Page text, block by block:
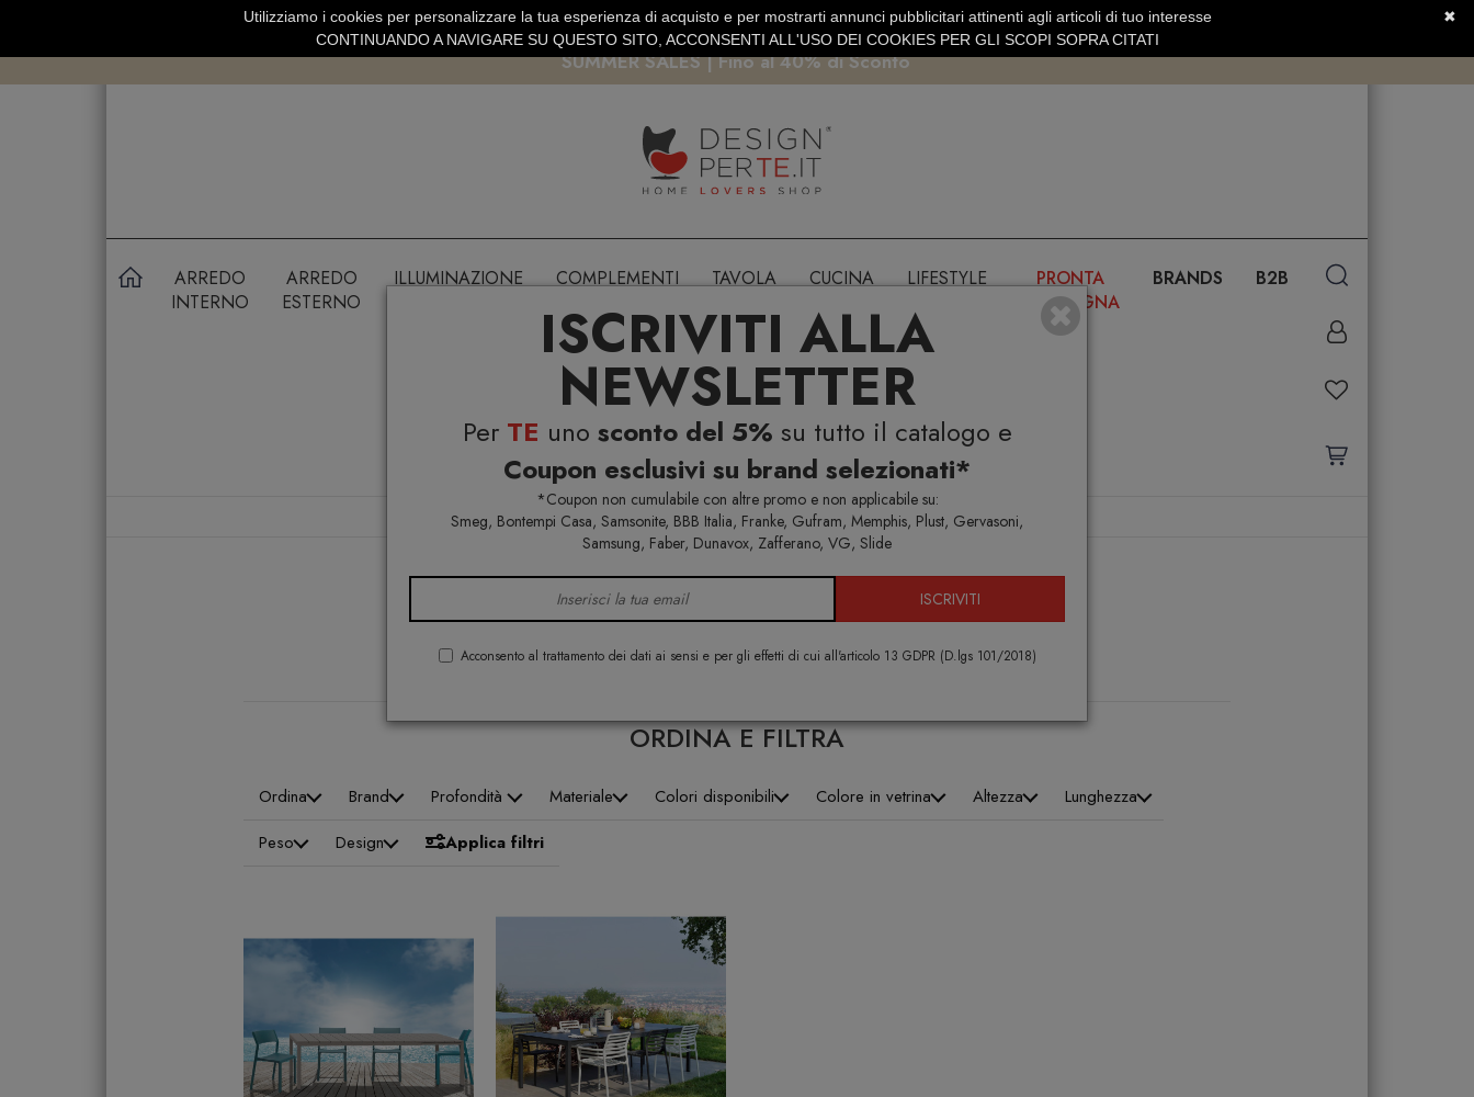
ISCRIVITI ALLA
NEWSLETTER
Per TE uno sconto del 5% su tutto il catalogo e
Coupon esclusivi su brand selezionati*
*Coupon non cumulabile con altre promo e non applicabile su:
Smeg, Bontempi Casa, Samsonite, BBB Italia, Franke, Gufram, Memphis, Plust, Gervasoni,
Samsung, Faber, Dunavox, Zafferano, VG, Slide
ISCRIVITI
Acconsento al trattamento dei dati ai sensi e per gli effetti di cui all'articolo 13 GDPR (D.lgs 101/2018)
SPEDIZIONE GRATUITA SOPRA 99 EURO PAGAMENTO SICURO PAYPAL · CARTA DI CREDITO SERVIZIO CLIENTI +39.0773.470.562
SUMMER SALES | Fino al 40% di Sconto
ARREDO
INTERNO
ARREDO
ESTERNO
ILLUMINAZIONE COMPLEMENTI TAVOLA CUCINA LIFESTYLE
PRONTA
CONSEGNA
BRANDS B2B
Home Arredo esterno Set tavoli e sedie da giardino Pagina 3
SET TAVOLI E SEDIE DA GIARDINO
ORDINA E FILTRA
Ordina Brand Profondità Materiale Colori disponibili Colore in vetrina Altezza
Lunghezza
Peso
Design Applica filtri
✖
Utilizziamo i cookies per personalizzare la tua esperienza di acquisto e per mostrarti annunci pubblicitari attinenti agli articoli di tuo interesse
CONTINUANDO A NAVIGARE SU QUESTO SITO, ACCONSENTI ALL'USO DEI COOKIES PER GLI SCOPI SOPRA CITATI